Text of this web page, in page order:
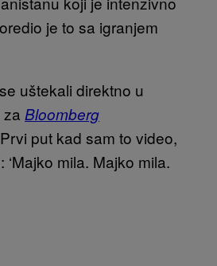
je to sa igranjem
uštekali direktno u
za Bloomberg
put kad sam to video,
mila. Majko mila.